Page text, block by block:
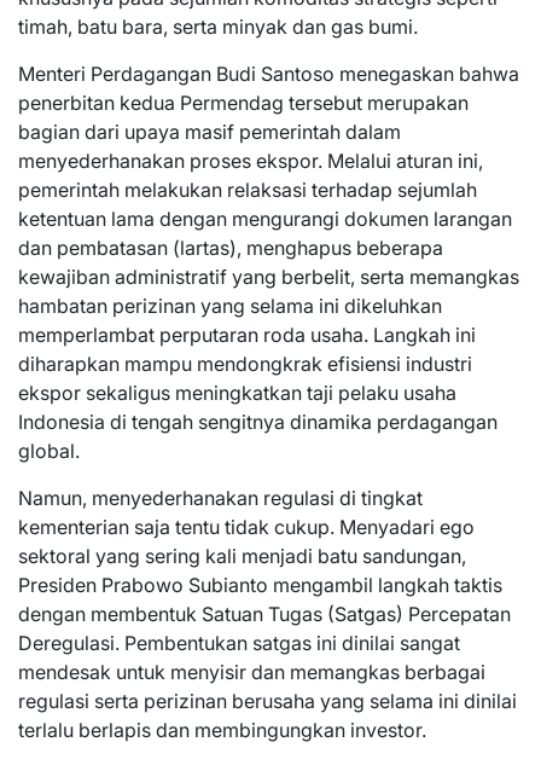
timah, batu bara, serta minyak dan gas bumi.
Menteri Perdagangan Budi Santoso menegaskan bahwa
penerbitan kedua Permendag tersebut merupakan
bagian dari upaya masif pemerintah dalam
menyederhanakan proses ekspor. Melalui aturan ini,
pemerintah melakukan relaksasi terhadap sejumlah
ketentuan lama dengan mengurangi dokumen larangan
dan pembatasan (lartas), menghapus beberapa
kewajiban administratif yang berbelit, serta memangkas
hambatan perizinan yang selama ini dikeluhkan
memperlambat perputaran roda usaha. Langkah ini
diharapkan mampu mendongkrak efisiensi industri
ekspor sekaligus meningkatkan taji pelaku usaha
Indonesia di tengah sengitnya dinamika perdagangan
global.
Namun, menyederhanakan regulasi di tingkat
kementerian saja tentu tidak cukup. Menyadari ego
sektoral yang sering kali menjadi batu sandungan,
Presiden Prabowo Subianto mengambil langkah taktis
dengan membentuk Satuan Tugas (Satgas) Percepatan
Deregulasi. Pembentukan satgas ini dinilai sangat
mendesak untuk menyisir dan memangkas berbagai
regulasi serta perizinan berusaha yang selama ini dinilai
terlalu berlapis dan membingungkan investor.